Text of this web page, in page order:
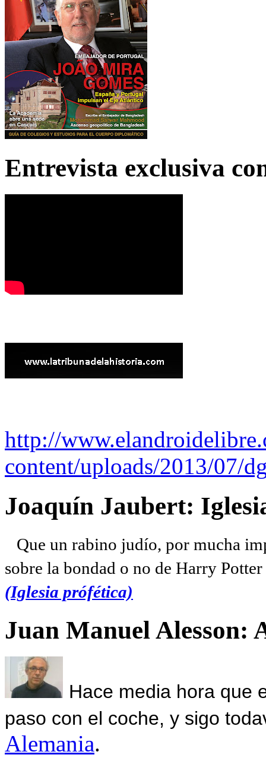
Entrevista exclusiva
http://
content/uploads/2013/07/
Joaquín Jaubert:
Que un rabino judío, por mucha
sobre la bondad o no de Harry
(Iglesia prófética)
Juan Manuel Alesson:
Hace media hora que
paso con el coche, y sigo
Alemania.